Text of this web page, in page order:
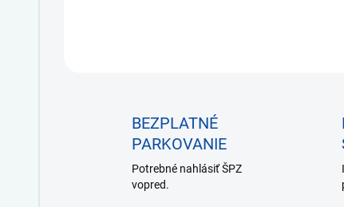
BEZPLATNÉ
PARKOVANIE
Potrebné nahlásiť ŠPZ
vopred.